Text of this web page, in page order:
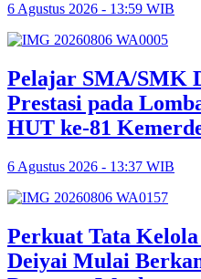
6 Agustus 2026 - 13:59 WIB
Pelajar SMA/SMK
Prestasi pada
HUT ke-81
6 Agustus 2026 - 13:37 WIB
Perkuat Tata
Deiyai Mulai